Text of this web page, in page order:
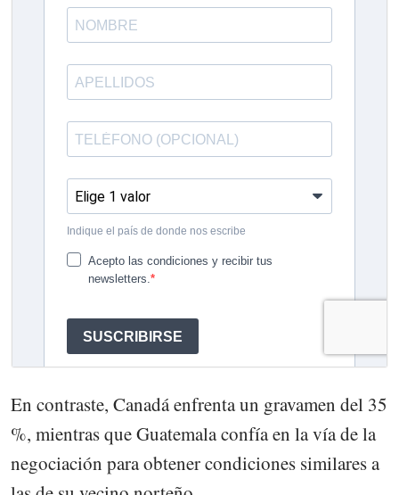
En contraste, Canadá enfrenta un gravamen del 35
%, mientras que Guatemala confía en la vía de la
negociación para obtener condiciones similares a